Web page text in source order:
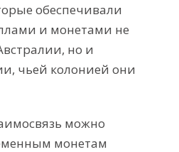
обеспечивали
и монетами не
но и
чьей колонией они
можно
монетам